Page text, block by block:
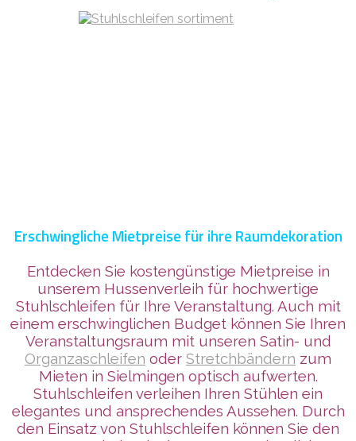
Erschwingliche Mietpreise für ihre Raumdekoration
Entdecken Sie kostengünstige Mietpreise in
unserem Hussenverleih für hochwertige
Stuhlschleifen für Ihre Veranstaltung. Auch mit
einem erschwinglichen Budget können Sie Ihren
Veranstaltungsraum mit unseren Satin- und
Organzaschleifen oder Stretchbändern zum
Mieten in Sielmingen optisch aufwerten.
Stuhlschleifen verleihen Ihren Stühlen ein
elegantes und ansprechendes Aussehen. Durch
den Einsatz von Stuhlschleifen können Sie den